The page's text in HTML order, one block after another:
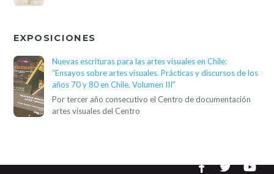
EXPOSICIONES
Nuevas escrituras para las artes visuales en Chile:
“Ensayos sobre artes visuales. Prácticas y discursos de los
años 70 y 80 en Chile. Volumen III”
Por tercer año consecutivo el Centro de documentación
artes visuales del Centro